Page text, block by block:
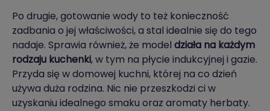
Po drugie, gotowanie wody to też konieczność
zadbania o jej właściwości, a stal idealnie się do tego
nadaje. Sprawia również, że model działa na każdym
rodzaju kuchenki, w tym na płycie indukcyjnej i gazie.
Przyda się w domowej kuchni, której na co dzień
używa duża rodzina. Nic nie przeszkodzi ci w
uzyskaniu idealnego smaku oraz aromaty herbaty.